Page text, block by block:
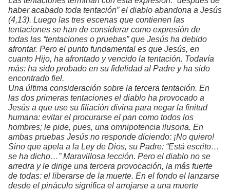
haber acabado toda tentación” el diablo abandona a Jesús
(4,13). Luego las tres escenas que contienen las
tentaciones se han de considerar como expresión de
todas las “tentaciones o pruebas” que Jesús ha debido
afrontar. Pero el punto fundamental es que Jesús, en
cuanto Hijo, ha afrontado y vencido la tentación. Todavía
más: ha sido probado en su fidelidad al Padre y ha sido
encontrado fiel.
Una última consideración sobre la tercera tentación. En
las dos primeras tentaciones el diablo ha provocado a
Jesús a que use su filiación divina para negar la finitud
humana: evitar el procurarse el pan como todos los
hombres; le pide, pues, una omnipotencia ilusoria. En
ambas pruebas Jesús no responde diciendo: ¡No quiero!
Sino que apela a la Ley de Dios, su Padre: “Está escrito…
se ha dicho…” Maravillosa lección. Pero el diablo no se
arredra y le dirige una tercera provocación, la más fuerte
de todas: el liberarse de la muerte. En el fondo el lanzarse
desde el pináculo significa el arrojarse a una muerte